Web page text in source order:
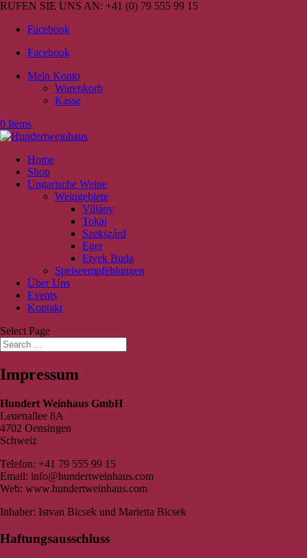
RUFEN SIE UNS AN: +41 (0) 79 555 99 15
Facebook
Facebook
Mein Konto
Warenkorb
Kasse
0 Items
Home
Shop
Ungarische Weine
Weingebiete
Villány
Tokaj
Szekszárd
Eger
Etyek Buda
Speiseempfehlungen
Über Uns
Events
Kontakt
Select Page
Impressum
Hundert Weinhaus GmbH
Leuenallee 8A
4702 Oensingen
Schweiz
Telefon: +41 79 555 99 15
Email: info@hundertweinhaus.com
Web: www.hundertweinhaus.com
Inhaber: Istvan Bicsek und Marietta Bicsek
Haftungsausschluss